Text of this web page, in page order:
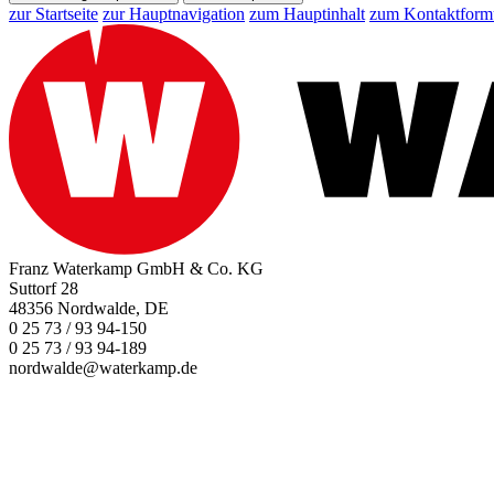
zur Startseite zur Hauptnavigation zum Hauptinhalt zum
Franz Waterkamp GmbH & Co. KG
Suttorf 28
48356 Nordwalde, DE
0 25 73 / 93 94-150
0 25 73 / 93 94-189
nordwalde@waterkamp.de